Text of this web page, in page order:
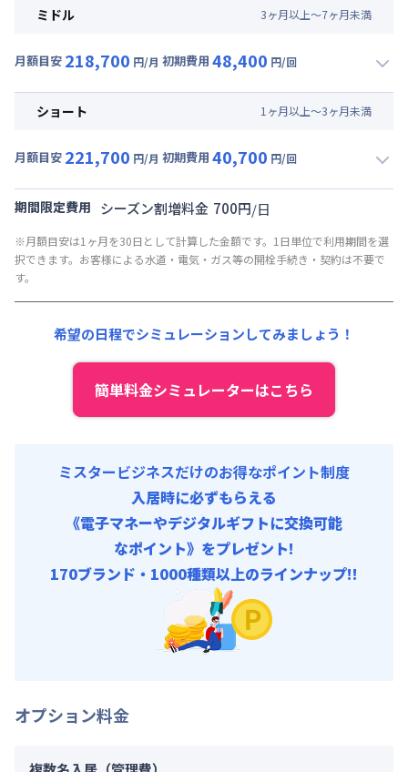
月額賃料目安(30日利用)
光熱費他 : 27,000円/月 (900円/日) (税抜)
その他費用 :
初期費用
リネン代 : 9,000円/回 (税抜)
ミドル 3ヶ月以上～7ヶ月未満
月額目安 218,700 円/月 初期費用 48,400 円/回
月額賃料目安(30日利用)
光熱費他 : 27,000円/月 (900円/日) (税抜)
その他費用 :
初期費用
契約事務手数料 : 10,000円/回 (税抜)
リネン代 : 9,000円/回 (税抜)
ショート 1 ヶ月以上～3ヶ月未満
月額目安 221,700 円/月 初期費用 40,700 円/回
月額賃料目安(30日利用)
光熱費他 : 27,000円/月 (900円/日) (税抜)
清掃料他 :
その他費用 :
初期費用
契約事務手数料 : 10,000円/回 (税抜)
リネン代 : 9,000円/回 (税抜)
期間限定費用 シーズン割増料金 700円/日
※月額目安は1ヶ月を30日として計算した金額です。1日単位で利用期間を選
択できます。お客様による水道・電気・ガス等の開栓手続き・契約は不要で
す。
希望の日程でシミュレーションしてみましょう！
簡単料金シミュレーターはこちら
ミスタービジネスだけのお得なポイント制度
入居時に必ずもらえる
《電子マネーやデジタルギフトに交換可能
なポイント》をプレゼント!
170ブランド・1000種類以上のラインナップ!!
オプション料金